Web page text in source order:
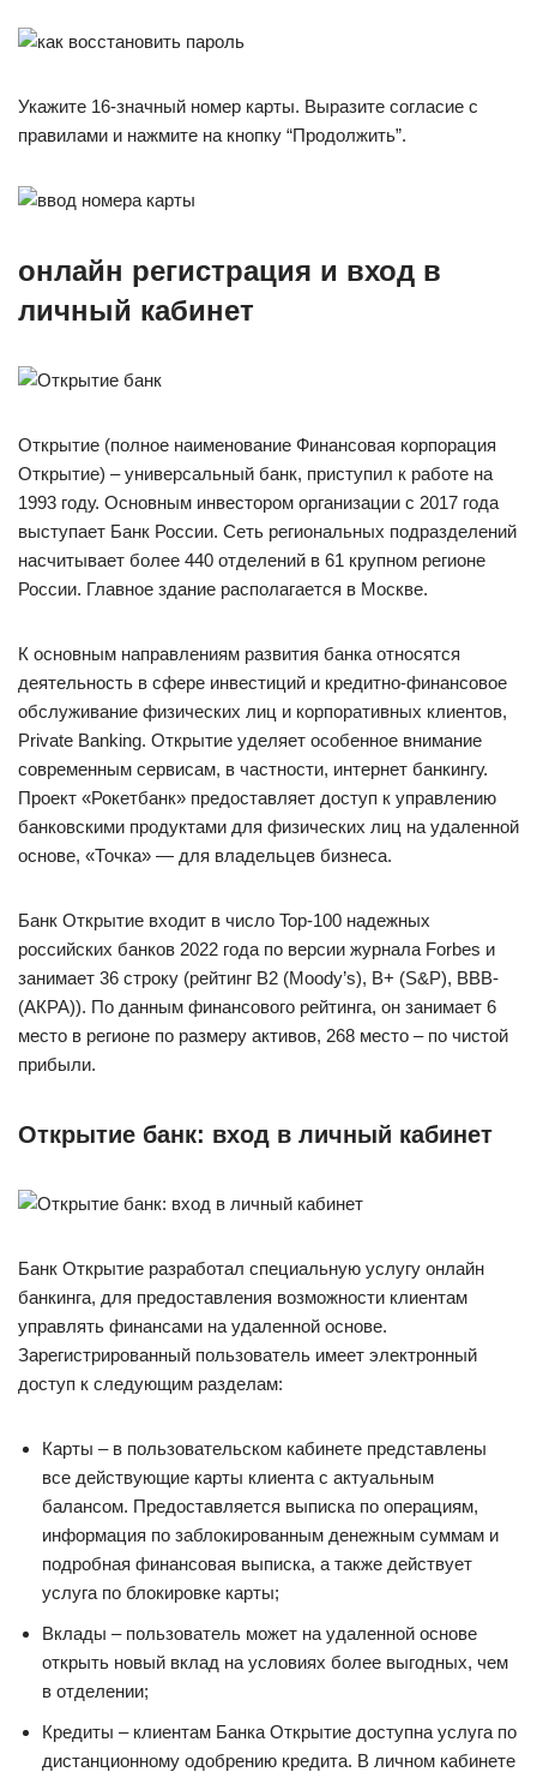
Укажите 16-значный номер карты. Выразите согласие с
правилами и нажмите на кнопку “Продолжить”.
онлайн регистрация и вход в
личный кабинет
Открытие (полное наименование Финансовая корпорация
Открытие) – универсальный банк, приступил к работе на
1993 году. Основным инвестором организации с 2017 года
выступает Банк России. Сеть региональных подразделений
насчитывает более 440 отделений в 61 крупном регионе
России. Главное здание располагается в Москве.
К основным направлениям развития банка относятся
деятельность в сфере инвестиций и кредитно-финансовое
обслуживание физических лиц и корпоративных клиентов,
Private Banking. Открытие уделяет особенное внимание
современным сервисам, в частности, интернет банкингу.
Проект «Рокетбанк» предоставляет доступ к управлению
банковскими продуктами для физических лиц на удаленной
основе, «Точка» — для владельцев бизнеса.
Банк Открытие входит в число Top-100 надежных
российских банков 2022 года по версии журнала Forbes и
занимает 36 строку (рейтинг B2 (Moody’s), B+ (S&P), BBB-
(АКРА)). По данным финансового рейтинга, он занимает 6
место в регионе по размеру активов, 268 место – по чистой
прибыли.
Открытие банк: вход в личный кабинет
Банк Открытие разработал специальную услугу онлайн
банкинга, для предоставления возможности клиентам
управлять финансами на удаленной основе.
Зарегистрированный пользователь имеет электронный
доступ к следующим разделам:
Карты – в пользовательском кабинете представлены
все действующие карты клиента с актуальным
балансом. Предоставляется выписка по операциям,
информация по заблокированным денежным суммам и
подробная финансовая выписка, а также действует
услуга по блокировке карты;
Вклады – пользователь может на удаленной основе
открыть новый вклад на условиях более выгодных, чем
в отделении;
Кредиты – клиентам Банка Открытие доступна услуга по
дистанционному одобрению кредита. В личном кабинете